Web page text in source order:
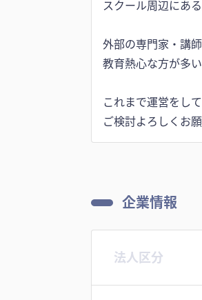
スクール周辺にあ
外部の専門家・講
教育熱心な方が多
これまで運営をし
ご検討よろしくお願
企業情報
法人区分